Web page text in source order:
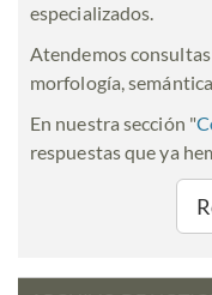
especializados.
Atendemos
morfología,
En nuestra sección "
respuestas que ya